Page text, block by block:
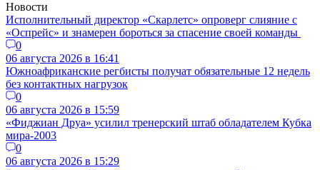
Новости
Исполнительный директор «Скарлетс» опроверг слияние с
«Оспрейс» и знамерен бороться за спасение своей команды
0
06 августа 2026 в 16:41
Южноафриканские регбисты получат обязательные 12 недель
без контактных нагрузок
0
06 августа 2026 в 15:59
«Фиджиан Друа» усилил тренерский штаб обладателем Кубка
мира-2003
0
06 августа 2026 в 15:29